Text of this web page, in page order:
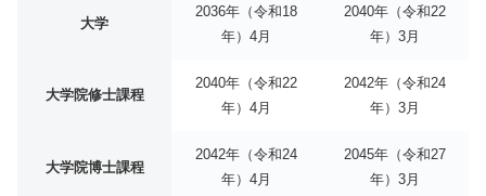
大学
2036年（令和18
年）4月
2040年（令和22
年）3月
大学院修士課程
2040年（令和22
年）4月
2042年（令和24
年）3月
大学院博士課程
2042年（令和24
年）4月
2045年（令和27
年）3月